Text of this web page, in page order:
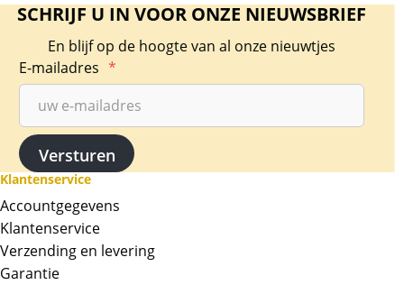
SCHRIJF U IN VOOR ONZE NIEUWSBRIEF
En blijf op de hoogte van al onze nieuwtjes
E-mailadres *
Klantenservice
Accountgegevens
Klantenservice
Verzending en levering
Garantie